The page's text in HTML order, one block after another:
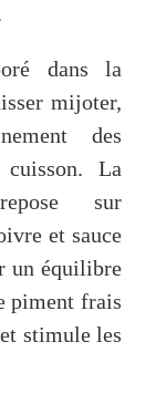
dans la
mijoter,
des
La
sur
et sauce
un équilibre
piment frais
stimule les